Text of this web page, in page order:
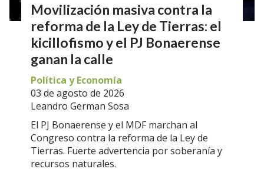
Movilización masiva contra la
reforma de la Ley de Tierras: el
kicillofismo y el PJ Bonaerense
ganan la calle
Leandro German Sosa
Política y Economía
03 de agosto de 2026
El PJ Bonaerense y el MDF marchan al
Congreso contra la reforma de la Ley de
Tierras. Fuerte advertencia por soberanía y
recursos naturales.